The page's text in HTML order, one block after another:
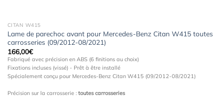
CITAN W415
Lame de parechoc avant pour Mercedes-Benz Citan W415 toutes
carrosseries (09/2012-08/2021)
166,00€
Fabriqué avec précision en ABS (6 finitions au choix)
Fixations incluses (vissé) - Prêt à être installé
Spécialement conçu pour Mercedes-Benz Citan W415 (09/2012-08/2021)
Précision sur la carrosserie : toutes carrosseries